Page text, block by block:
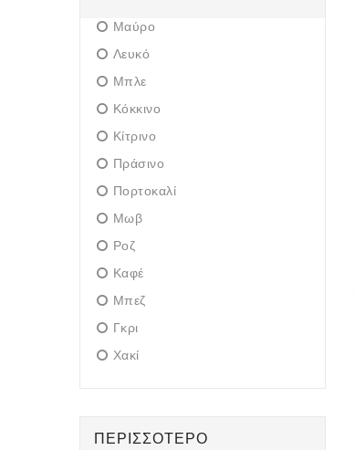
Μαύρο
Λευκό
Μπλε
Κόκκινο
Κίτρινο
Πράσινο
Πορτοκαλί
Μωβ
Ροζ
Καφέ
Μπεζ
Γκρι
Χακί
ΠΕΡΙΣΣΌΤΕΡΟ